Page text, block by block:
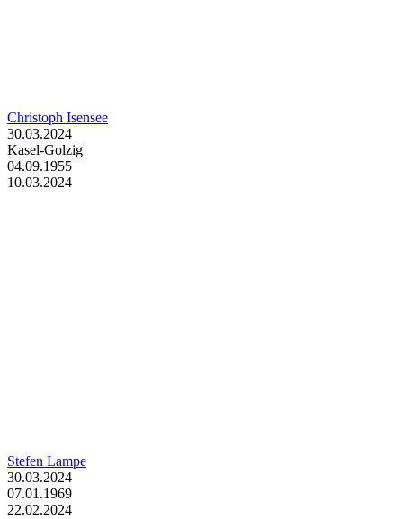
Christoph Isensee
30.03.2024
Kasel-Golzig
04.09.1955
10.03.2024
Stefen Lampe
30.03.2024
07.01.1969
22.02.2024